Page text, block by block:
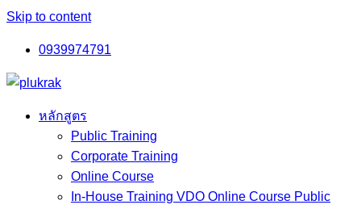
Skip to content
0939974791
หลักสูตร
Public Training
Corporate Training
Online Course
In-House Training VDO Online Course Public